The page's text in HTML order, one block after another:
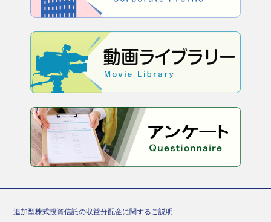
追加型株式投資信託の収益分配金に関するご説明